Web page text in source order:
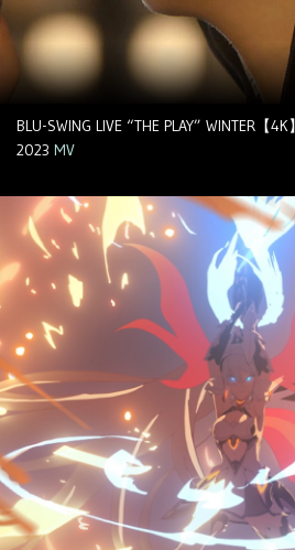
BLU-SWING LIVE “THE PLAY” WINTER【4K】
2023 MV